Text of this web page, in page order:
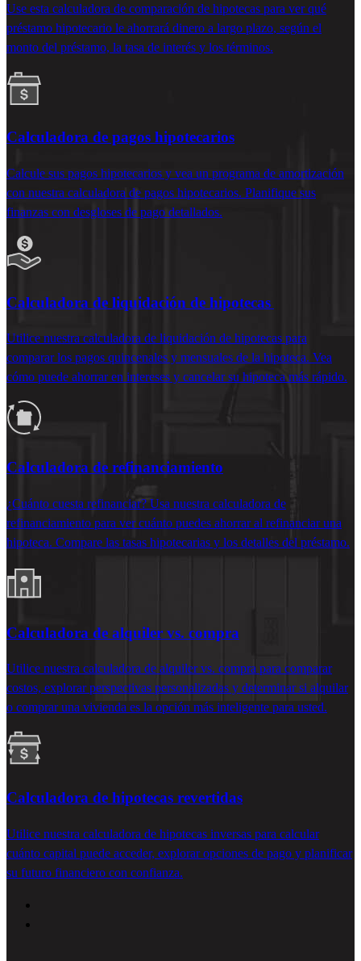
Use esta calculadora de comparación de hipotecas para ver qué
préstamo hipotecario le ahorrará dinero a largo plazo, según el
monto del préstamo, la tasa de interés y los términos.
Calculadora de pagos hipotecarios
Calcule sus pagos hipotecarios y vea un programa de amortización
con nuestra calculadora de pagos hipotecarios. Planifique sus
finanzas con desgloses de pago detallados.
Calculadora de liquidación de hipotecas
Utilice nuestra calculadora de liquidación de hipotecas para
comparar los pagos quincenales y mensuales de la hipoteca. Vea
cómo puede ahorrar en intereses y cancelar su hipoteca más rápido.
Calculadora de refinanciamiento
¿Cuánto cuesta refinanciar? Usa nuestra calculadora de
refinanciamiento para ver cuánto puedes ahorrar al refinanciar una
hipoteca. Compare las tasas hipotecarias y los detalles del préstamo.
Calculadora de alquiler vs. compra
Utilice nuestra calculadora de alquiler vs. compra para comparar
costos, explorar perspectivas personalizadas y determinarsi alquilar
o comprar una vivienda es la opción más inteligente para usted.
Calculadora de hipotecas revertidas
Utilice nuestra calculadora de hipotecas inversas para calcular
cuánto capital puede acceder, explorar opciones de pago y planificar
su futuro financiero con confianza.